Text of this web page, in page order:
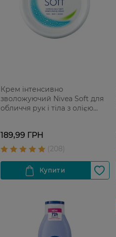
Крем інтенсивно
зволожуючий Nivea Soft для
обличчя рук і тіла з олією
189,99 ГРН